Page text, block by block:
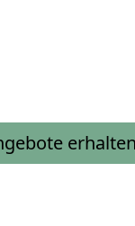
erhalten